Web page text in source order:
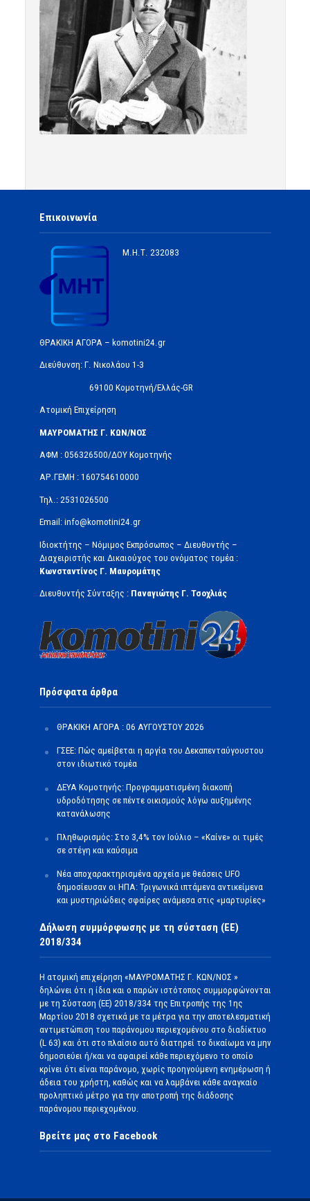
Επικοινωνία
Μ.Η.Τ. 232083
ΘΡΑΚΙΚΗ ΑΓΟΡΑ – komotini24.gr
Διεύθυνση: Γ. Νικολάου 1-3
69100 Κομοτηνή/Ελλάς-GR
Ατομική Επιχείρηση
ΜΑΥΡΟΜΑΤΗΣ Γ. ΚΩΝ/ΝΟΣ
ΑΦΜ : 056326500/ΔOΥ Κομοτηνής
ΑΡ.ΓΕΜΗ : 160754610000
Τηλ.: 2531026500
Email: info@komotini24.gr
Ιδιοκτήτης – Νόμιμος Εκπρόσωπος – Διευθυντής –
Διαχειριστής και Δικαιούχος του ονόματος τομέα :
Κωνσταντίνος Γ. Μαυρομάτης
Διευθυντής Σύνταξης : Παναγιώτης Γ. Τσοχλιάς
Πρόσφατα άρθρα
ΘΡΑΚΙΚΗ ΑΓΟΡΑ : 06 ΑΥΓΟΥΣΤΟΥ 2026
ΓΣΕΕ: Πώς αμείβεται η αργία του Δεκαπενταύγουστου
στον ιδιωτικό τομέα
ΔΕΥΑ Κομοτηνής: Προγραμματισμένη διακοπή
υδροδότησης σε πέντε οικισμούς λόγω αυξημένης
κατανάλωσης
Πληθωρισμός: Στο 3,4% τον Ιούλιο – «Καίνε» οι τιμές
σε στέγη και καύσιμα
Νέα αποχαρακτηρισμένα αρχεία με θεάσεις UFO
δημοσίευσαν οι ΗΠΑ: Τριγωνικά ιπτάμενα αντικείμενα
και μυστηριώδεις σφαίρες ανάμεσα στις «μαρτυρίες»
Δήλωση συμμόρφωσης με τη σύσταση (ΕΕ)
2018/334
Η ατομική επιχείρηση «ΜΑΥΡΟΜΑΤΗΣ Γ. ΚΩΝ/ΝΟΣ »
δηλώνει ότι η ίδια και ο παρών ιστότοπος συμμορφώνονται
με τη Σύσταση (ΕΕ) 2018/334 της Επιτροπής της 1ης
Μαρτίου 2018 σχετικά με τα μέτρα για την αποτελεσματική
αντιμετώπιση του παράνομου περιεχομένου στο διαδίκτυο
(L 63) και ότι στο πλαίσιο αυτό διατηρεί το δικαίωμα να μην
δημοσιεύει ή/και να αφαιρεί κάθε περιεχόμενο το οποίο
κρίνει ότι είναι παράνομο, χωρίς προηγούμενη ενημέρωση ή
άδεια του χρήστη, καθώς και να λαμβάνει κάθε αναγκαίο
προληπτικό μέτρο για την αποτροπή της διάδοσης
παράνομου περιεχομένου.
Βρείτε μας στο Facebook